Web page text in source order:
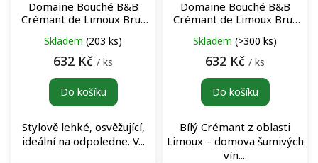
Domaine Bouché B&B
Crémant de Limoux Brut
Skladem (203 ks)
632 Kč / ks
Do košíku
Stylově lehké, osvěžující,
ideální na odpoledne. V...
Domaine Bouché B&B
Crémant de Limoux Brut
Skladem (>300 ks)
632 Kč / ks
Do košíku
Bílý Crémant z oblasti
Limoux – domova šumivých
vín....